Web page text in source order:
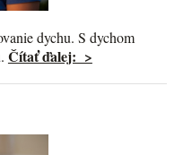
dychu. S dychom
Čítať ďalej: >